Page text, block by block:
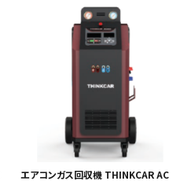
エアコンガス回収機 THINKCAR AC